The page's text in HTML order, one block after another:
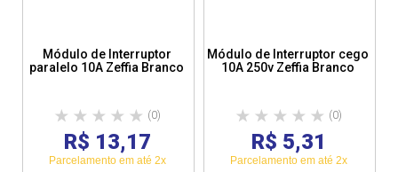
Módulo de Interruptor
paralelo 10A Zeffia Branco
(0)
R$ 13,17
Parcelamento em até 2x
Módulo de Interruptor cego
10A 250v Zeffia Branco
(0)
R$ 5,31
Parcelamento em até 2x